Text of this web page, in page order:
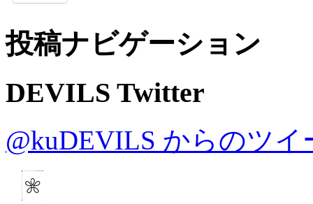
投稿ナビゲーション
DEVILS Twitter
@kuDEVILS からのツイ